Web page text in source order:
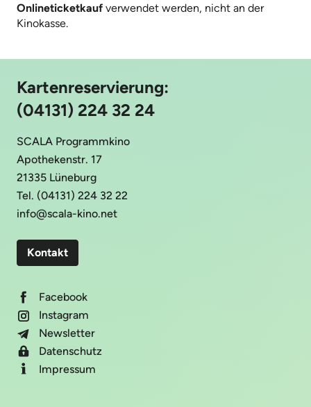
Onlineticketkauf verwendet werden, nicht an der
Kinokasse.
Kartenreservierung:
(04131) 224 32 24
SCALA Programmkino
Apothekenstr. 17
21335 Lüneburg
Tel. (04131) 224 32 22
info@scala-kino.net
Kontakt
Facebook
Instagram
Newsletter
Datenschutz
Impressum